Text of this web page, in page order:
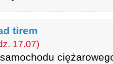
tirem
17.07)